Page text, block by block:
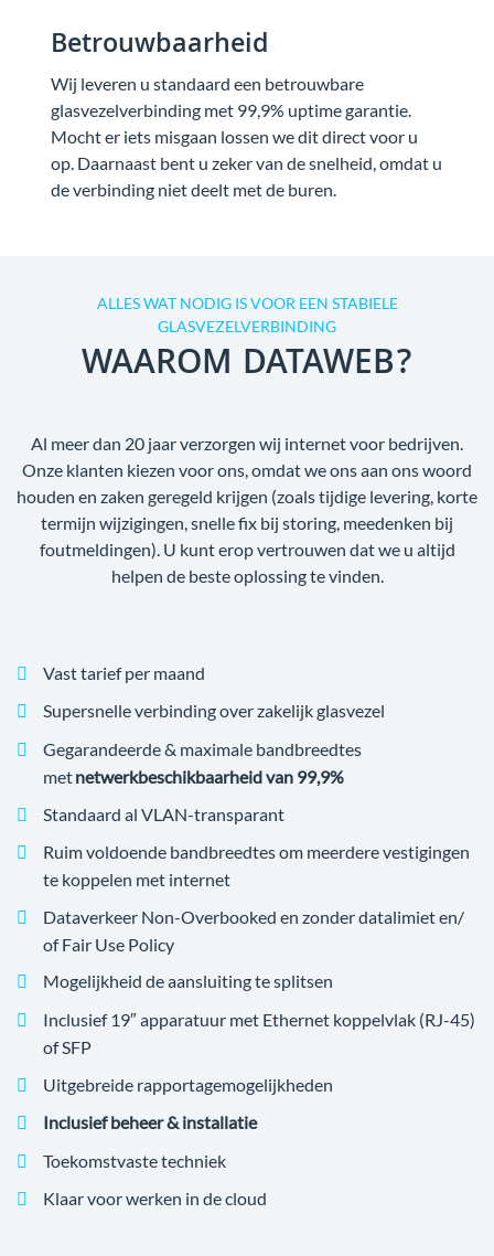
Betrouwbaarheid
Wij leveren u standaard een betrouwbare
glasvezelverbinding met 99,9% uptime garantie.
Mocht er iets misgaan lossen we dit direct voor u
op. Daarnaast bent u zeker van de snelheid, omdat u
de verbinding niet deelt met de buren.
ALLES WAT NODIG IS VOOR EEN STABIELE
GLASVEZELVERBINDING
WAAROM DATAWEB?
Al meer dan 20 jaar verzorgen wij internet voor bedrijven.
Onze klanten kiezen voor ons, omdat we ons aan ons woord
houden en zaken geregeld krijgen (zoals tijdige levering, korte
termijn wijzigingen, snelle fix bij storing, meedenken bij
foutmeldingen). U kunt erop vertrouwen dat we u altijd
helpen de beste oplossing te vinden.
Vast tarief per maand
Supersnelle verbinding over zakelijk glasvezel
Gegarandeerde & maximale bandbreedtes
metnetwerkbeschikbaarheid van 99,9%
Standaard al VLAN-transparant
Ruim voldoende bandbreedtes om meerdere vestigingen
te koppelen met internet
Dataverkeer Non-Overbooked en zonder datalimiet en/
of Fair Use Policy
Mogelijkheid de aansluiting te splitsen
Inclusief 19″ apparatuur met Ethernet koppelvlak (RJ-45)
of SFP
Uitgebreide rapportagemogelijkheden
Inclusief beheer & installatie
Toekomstvaste techniek
Klaar voor werken in de cloud